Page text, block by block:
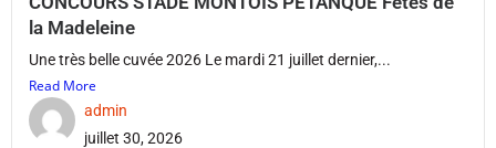
la Madeleine
Une très belle cuvée 2026 Le mardi 21 juillet dernier,...
Read More
admin
juillet 30, 2026